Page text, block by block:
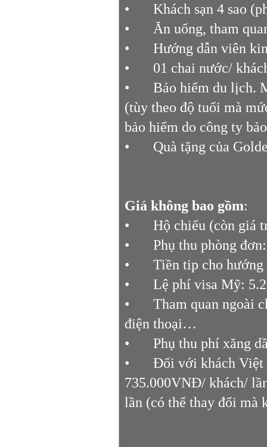
•
Khách sạn 4 sao
•
Ăn uống, tham
•
Hướng dẫn viên
•
01 chai nước/
•
Bảo hiểm du lịch.
(tùy theo độ tuổi mà
bảo hiểm do công ty
•
Quà tặng của
Giá không bao gồm:
•
Hộ chiếu (còn giá
•
Phụ thu phòng
•
Tiền tip cho
•
Lệ phí visa Mỹ:
•
Tham quan ngoài
điện thoại…
•
Phụ thu phí xăng
•
Đối với khách Việt
735.000VNĐ/ khách/
lần (có thể thay đổi mà